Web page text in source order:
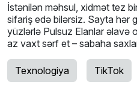
İstənilən məhsul, xidmət tez
sifariş edə bilərsiz. Sayta hər
yüzlərlə Pulsuz Elanlar əlavə
az vaxt sərf et – sabaha
Texnologiya TikTok